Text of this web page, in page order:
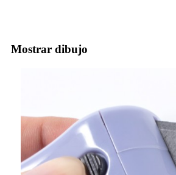
Mostrar dibujo